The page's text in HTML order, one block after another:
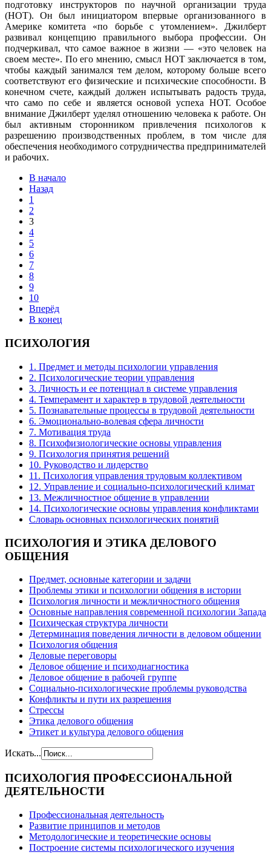
подготовку инструкторов по научной организации труда
(НОТ). Он был инициатором впервые организованного в
Америке комитета «по борьбе с утомлением». Джилберт
развивал концепцию правильного выбора профессии. Он
подчеркивал, что самое важное в жизни — «это человек на
своем месте». По его мнению, смысл НОТ заключается в том,
чтобы каждый занимался тем делом, которому больше всего
соответствуют его физические и психические способности. В
конечном счете, каждый должен испытывать радость труда,
что само по себе и является основой успеха НОТ. Особое
внимание Джилберт уделял отношению человека к работе. Он
был активным сторонником привлечения психологов к
разрешению производственных проблем, в том числе для
обеспечения необходимого сотрудничества предпринимателей
и рабочих.
В начало
Назад
1
2
3
4
5
6
7
8
9
10
Вперёд
В конец
ПСИХОЛОГИЯ
1. Предмет и методы психологии управления
2. Психологические теории управления
3. Личность и ее потенциал в системе управления
4. Темперамент и характер в трудовой деятельности
5. Познавательные процессы в трудовой деятельности
6. Эмоционально-волевая сфера личности
7. Мотивация труда
8. Психофизиологические основы управления
9. Психология принятия решений
10. Руководство и лидерство
11. Психология управления трудовым коллективом
12. Управление и социально-психологический климат
13. Межличностное общение в управлении
14. Психологические основы управления конфликтами
Словарь основных психологических понятий
ПСИХОЛОГИЯ И ЭТИКА ДЕЛОВОГО
ОБЩЕНИЯ
Предмет, основные категории и задачи
Проблемы этики и психологии общения в истории
Психология личности и межличностного общения
Основные направления современной психологии Запада
Психическая структура личности
Детерминация поведения личности в деловом общении
Психология общения
Деловые переговоры
Деловое общение и психодиагностика
Деловое общение в рабочей группе
Cоциально-психологические проблемы руководства
Конфликты и пути их разрешения
Стрессы
Этика делового общения
Этикет и культура делового общения
Искать...
ПСИХОЛОГИЯ ПРОФЕССИОНАЛЬНОЙ
ДЕЯТЕЛЬНОСТИ
Профессиональная деятельность
Развитие принципов и методов
Методологические и теоретические основы
Построение системы психологического изучения